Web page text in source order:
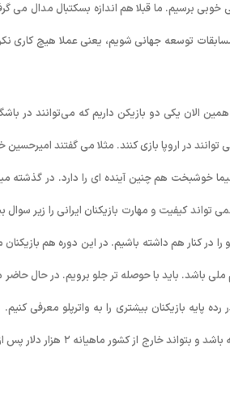
خوبی برسیم. ما قبلا هم اندازه بسکتبال مدال می
توسعه جهانی شویم، یعنی عملا هیچ کاری
الان یکی دو بازیکن داریم که می‌توانند در
در اروپا بازی کنند. مثلا می گفتند امیرحسین
خوشبخت هم چنین آینده ای را دارد. در
کیفیت و مهارت بازیکنان ایرانی را زیر سوال
در کنار هم داشته باشیم. در این دوره هم
باشد. باید با حوصله تر جلو برویم. در حال حاضر
تیم ملی بزرگسال حدود ۵۰ نفر هستند. باید در رده پایه بازیکنان بیشتری را به
بازیکنانمان حمایت کنیم. بازیکن ایرانی اگر